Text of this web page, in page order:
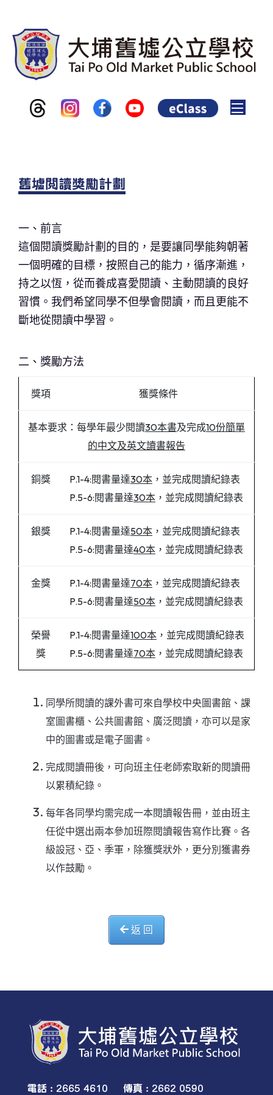
舊墟閱讀獎勵計劃
一、前言
這個閱讀獎勵計劃的目的，是要讓同學能夠朝著
一個明確的目標，按照自己的能力，循序漸進，
持之以恆，從而養成喜愛閱讀、主動閱讀的良好
習慣。我們希望同學不但學會閱讀，而且更能不
斷地從閱讀中學習。
二、獎勵方法
獎項 獲獎條件
基本要求：每學年最少閱讀30本書及完成10份簡單
的中文及英文讀書報告
銅獎 P.1-4:閱書量達30本 ，並完成閱讀紀錄表
P.5-6:閱書量達30本 ，並完成閱讀紀錄表
銀獎 P.1-4:閱書量達50本 ，並完成閱讀紀錄表
P.5-6:閱書量達40本 ，並完成閱讀紀錄表
金獎 P.1-4:閱書量達70本 ，並完成閱讀紀錄表
P.5-6:閱書量達50本 ，並完成閱讀紀錄表
榮譽
獎
P.1-4:閱書量達100本 ，並完成閱讀紀錄表
P.5-6:閱書量達70本 ，並完成閱讀紀錄表
同學所閱讀的課外書可來自學校中央圖書館、課
室圖書櫃、公共圖書館、廣泛閱讀，亦可以是家
中的圖書或是電子圖書。
完成閱讀冊後，可向班主任老師索取新的閱讀冊
以累積紀錄。
每年各同學均需完成一本閱讀報告冊，並由班主
任從中選出兩本參加班際閱讀報告寫作比賽。各
級設冠、亞、季軍，除獲獎狀外，更分別獲書券
以作鼓勵。
返 回
電話 : 2665 4610 傳真 : 2662 0590